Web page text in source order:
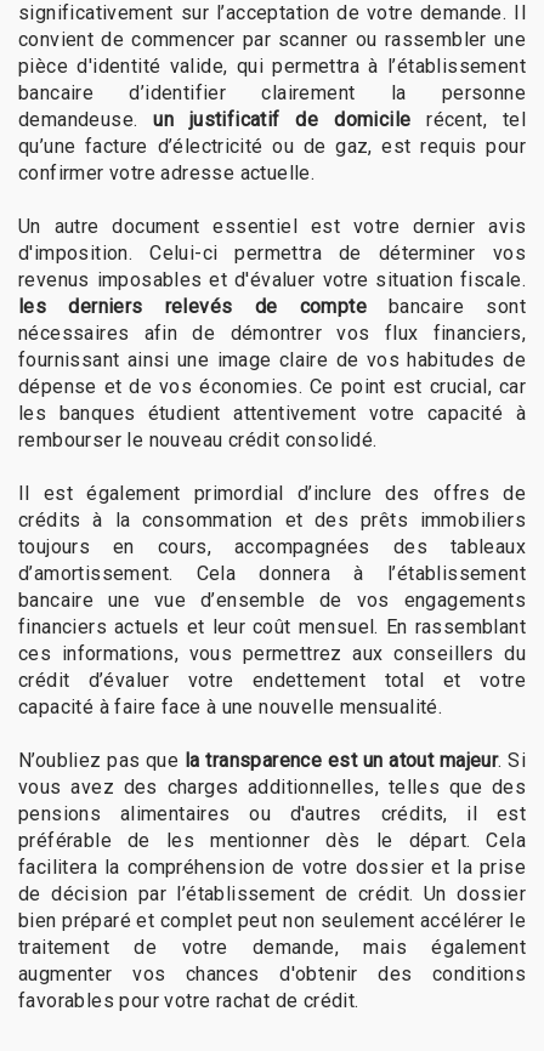
significativement sur l’acceptation de votre demande. Il
convient de commencer par scanner ou rassembler une
pièce d'identité valide, qui permettra à l’établissement
bancaire d’identifier clairement la personne
demandeuse.un justificatif de domicile récent, tel
qu’une facture d’électricité ou de gaz, est requis pour
confirmer votre adresse actuelle.
Un autre document essentiel est votre dernier avis
d'imposition. Celui-ci permettra de déterminer vos
revenus imposables et d'évaluer votre situation fiscale.
les derniers relevés de comptebancaire sont
nécessaires afin de démontrer vos flux financiers,
fournissant ainsi une image claire de vos habitudes de
dépense et de vos économies. Ce point est crucial, car
les banques étudient attentivement votre capacité à
rembourser le nouveau crédit consolidé.
Il est également primordial d’inclure des offres de
crédits à la consommation et des prêts immobiliers
toujours en cours, accompagnées des tableaux
d’amortissement. Cela donnera à l’établissement
bancaire une vue d’ensemble de vos engagements
financiers actuels et leur coût mensuel. En rassemblant
ces informations, vous permettrez aux conseillers du
crédit d’évaluer votre endettement total et votre
capacité à faire face à une nouvelle mensualité.
N’oubliez pas que la transparence est un atout majeur. Si
vous avez des charges additionnelles, telles que des
pensions alimentaires ou d'autres crédits, il est
préférable de les mentionner dès le départ. Cela
facilitera la compréhension de votre dossier et la prise
de décision par l’établissement de crédit. Un dossier
bien préparé et complet peut non seulement accélérer le
traitement de votre demande, mais également
augmenter vos chances d'obtenir des conditions
favorables pour votre rachat de crédit.